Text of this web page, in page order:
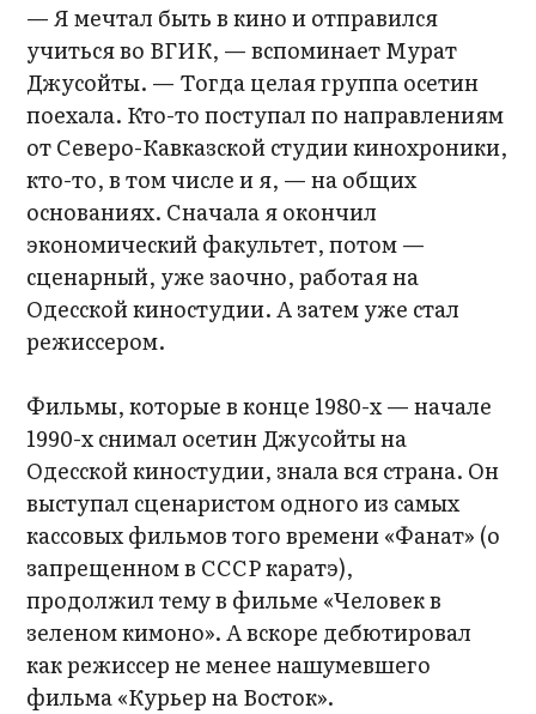
— Я мечтал быть в кино и отправился
учиться во ВГИК, — вспоминает Мурат
Джусойты. — Тогда целая группа осетин
поехала. Кто-то поступал по направлениям
от Северо-Кавказской студии кинохроники,
кто-то, в том числе и я, — на общих
основаниях. Сначала я окончил
экономический факультет, потом —
сценарный, уже заочно, работая на
Одесской киностудии. А затем уже стал
режиссером.
Фильмы, которые в конце 1980-х — начале
1990-х снимал осетин Джусойты на
Одесской киностудии, знала вся страна. Он
выступал сценаристом одного из самых
кассовых фильмов того времени «Фанат» (о
запрещенном в СССР каратэ),
продолжил тему в фильме «Человек в
зеленом кимоно». А вскоре дебютировал
как режиссер не менее нашумевшего
фильма «Курьер на Восток».